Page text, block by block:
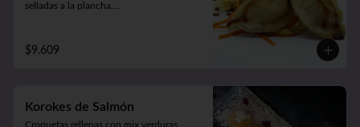
selladas a la plancha.
$9.609
Korokes de Salmón
Croquetas rellenas con mix verduras